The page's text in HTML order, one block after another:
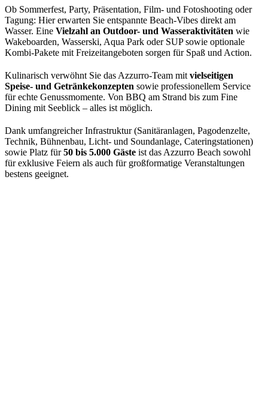
Ob Sommerfest, Party, Präsentation, Film- und Fotoshooting oder
Tagung: Hier erwarten Sie entspannte Beach-Vibes direkt am
Wasser. Eine Vielzahl an Outdoor- und Wasseraktivitäten wie
Wakeboarden, Wasserski, Aqua Park oder SUP sowie optionale
Kombi-Pakete mit Freizeitangeboten sorgen für Spaß und Action.
Kulinarisch verwöhnt Sie das Azzurro-Team mit vielseitigen
Speise- und Getränkekonzepten sowie professionellem Service
für echte Genussmomente. Von BBQ am Strand bis zum Fine
Dining mit Seeblick – alles ist möglich.
Dank umfangreicher Infrastruktur (Sanitäranlagen, Pagodenzelte,
Technik, Bühnenbau, Licht- und Soundanlage, Cateringstationen)
sowie Platz für50 bis 5.000 Gäste ist das Azzurro Beach sowohl
für exklusive Feiern als auch für großformatige Veranstaltungen
bestens geeignet.